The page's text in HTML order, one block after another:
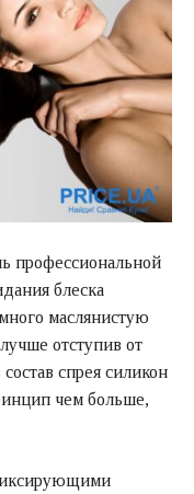
профессиональной
блеска
маслянистую
отступив от
спрея силикон
чем больше,